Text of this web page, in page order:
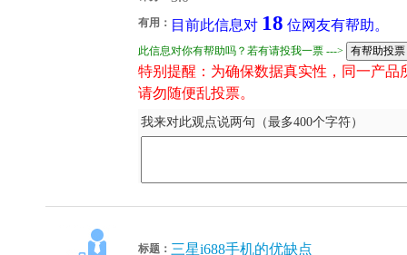
有用： 目前此信息对 18 位网友有帮助。
此信息对你有帮助吗？若有请投我一票 --->
特别提醒：为确保数据真实性，同一产
请勿随便乱投票。
我来对此观点说两句（最多400个字符）
标题： 三星i688手机的优缺点